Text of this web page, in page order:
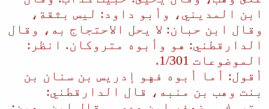
ابن المديني، وأبو داود: ليس بثقة،
وقال ابن حبان: لا يحل الاحتجاج به، وقال
الدارقطني: هو وأبوه متروكان. انظر:
الموضوعات 1/301.
أقول: أما أبوه فهو إدريس بن سنان بن
بنت وهب بن منبه، قال الدارقطني: